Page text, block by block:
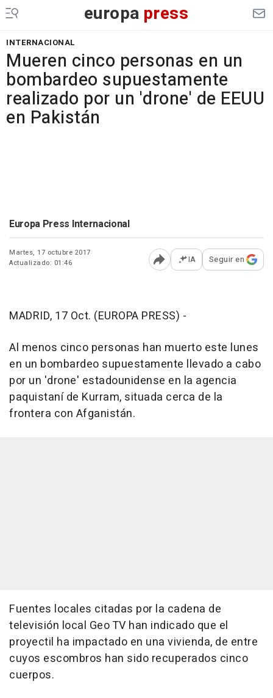
europa press
INTERNACIONAL
Mueren cinco personas en un
bombardeo supuestamente
realizado por un 'drone' de EEUU
en Pakistán
Europa Press Internacional
Martes, 17 octubre 2017
Actualizado: 01:46
Abrir opciones para
IA Seguir en
MADRID, 17 Oct. (EUROPA PRESS) -
Al menos cinco personas han muerto este lunes
en un bombardeo supuestamente llevado a cabo
por un 'drone' estadounidense en la agencia
paquistaní de Kurram, situada cerca de la
frontera con Afganistán.
Fuentes locales citadas por la cadena de
televisión local Geo TV han indicado que el
proyectil ha impactado en una vivienda, de entre
cuyos escombros han sido recuperados cinco
cuerpos.